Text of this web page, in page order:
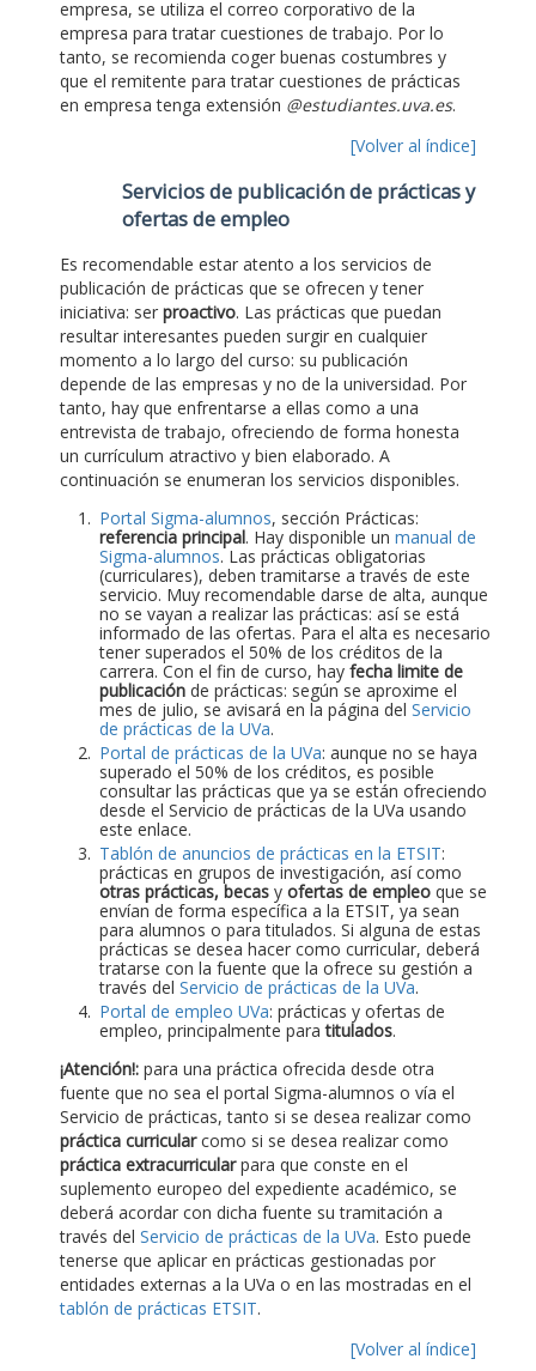
empresa, se utiliza el correo corporativo de la
empresa para tratar cuestiones de trabajo. Por lo
tanto, se recomienda coger buenas costumbres y
que el remitente para tratar cuestiones de prácticas
en empresa tenga extensión @estudiantes.uva.es.
[Volver al índice]
Servicios de publicación de prácticas y
ofertas de empleo
Es recomendable estar atento a los servicios de
publicación de prácticas que se ofrecen y tener
iniciativa: ser proactivo. Las prácticas que puedan
resultar interesantes pueden surgir en cualquier
momento a lo largo del curso: su publicación
depende de las empresas y no de la universidad. Por
tanto, hay que enfrentarse a ellas como a una
entrevista de trabajo, ofreciendo de forma honesta
un currículum atractivo y bien elaborado. A
continuación se enumeran los servicios disponibles.
Portal Sigma-alumnos, sección Prácticas:
referencia principal. Hay disponible un manual de
Sigma-alumnos. Las prácticas obligatorias
(curriculares), deben tramitarse a través de este
servicio. Muy recomendable darse de alta, aunque
no se vayan a realizar las prácticas: así se está
informado de las ofertas. Para el alta es necesario
tener superados el 50% de los créditos de la
carrera. Con el fin de curso, hay fecha limite de
publicación de prácticas: según se aproxime el
mes de julio, se avisará en la página del Servicio
de prácticas de la UVa.
Portal de prácticas de la UVa: aunque no se haya
superado el 50% de los créditos, es posible
consultar las prácticas que ya se están ofreciendo
desde el Servicio de prácticas de la UVa usando
este enlace.
Tablón de anuncios de prácticas en la ETSIT:
prácticas en grupos de investigación, así como
otras prácticas, becas y ofertas de empleo que se
envían de forma específica a la ETSIT, ya sean
para alumnos o para titulados. Si alguna de estas
prácticas se desea hacer como curricular, deberá
tratarse con la fuente que la ofrece su gestión a
través del Servicio de prácticas de la UVa.
Portal de empleo UVa: prácticas y ofertas de
empleo, principalmente paratitulados.
¡Atención!: para una práctica ofrecida desde otra
fuente que no sea el portal Sigma-alumnos o vía el
Servicio de prácticas, tanto si se desea realizar como
práctica curricularcomo si se desea realizar como
práctica extracurricularpara que conste en el
suplemento europeo del expediente académico, se
deberá acordar con dicha fuente su tramitación a
través del Servicio de prácticas de la UVa. Esto puede
tenerse que aplicar en prácticas gestionadas por
entidades externas a la UVa o en las mostradas en el
tablón de prácticas ETSIT.
[Volver al índice]